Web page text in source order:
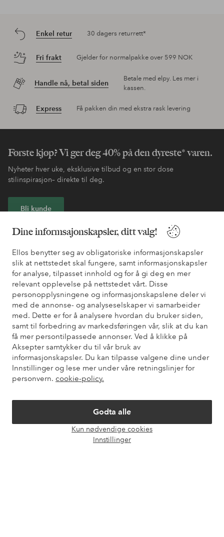
Dine informsajonskapsler, ditt valg!
Ellos benytter seg av obligatoriske informasjonskapsler
slik at nettstedet skal fungere, samt informasjonskapsler
for analyse, tilpasset innhold og for å gi deg en mer
relevant opplevelse på nettstedet vårt. Disse
personopplysningene og informasjonskapslene deler vi
med de annonse- og analyseselskaper vi samarbeider
med. Dette er for å analysere hvordan du bruker siden,
samt til forbedring av markedsføringen vår, slik at du kan
få mer persontilpassede annonser. Ved å klikke på
Aksepter samtykker du til vår bruk av
informasjonskapsler. Du kan tilpasse valgene dine under
Innstillinger og lese mer under våre retningslinjer for
personvern. cookie-policy.
Godta alle
Kun nødvendige cookies
Innstillinger
Enkel retur 30 dagers returrett*
Fri frakt Gjelder for normalpakke over 599 NOK
Handle nå, betal siden
Betale med elpy. Les mer i
kassen.
Express Få pakken din med ekstra rask levering
Første kjøp? Vi ger deg 40% på den dyreste* varen.
Nyheter hver uke, eksklusive tilbud og en stor dose
stilinspirasjon– direkte til deg.
Bli kunde
* Se tilbudsvilkår ved registrering
Trenger du hjelp?
Du finner svar på de vanligste spørsmålene i vår FAQ. Du finner
også informasjon om hvordan du kan kontakte oss.
Kundeservice Bestilling Betalingsmåte
Mine sider